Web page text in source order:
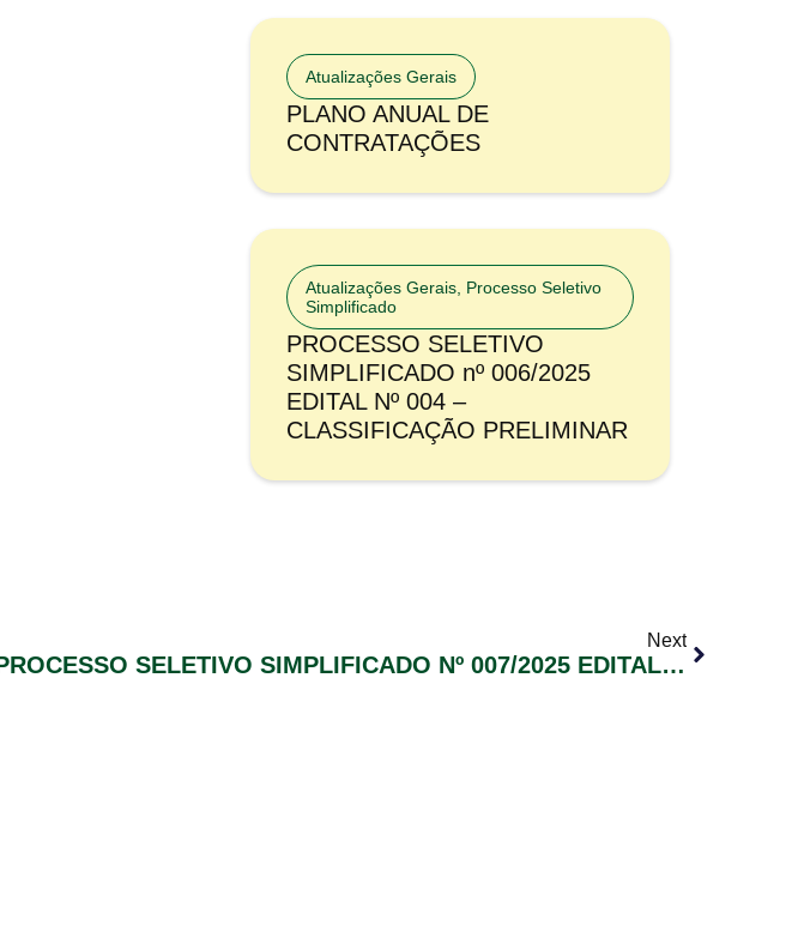
Atualizações Gerais
PLANO ANUAL DE
CONTRATAÇÕES
Atualizações Gerais Processo Seletivo
Simplificado
PROCESSO SELETIVO
SIMPLIFICADO nº 006/2025
EDITAL Nº 004 –
CLASSIFICAÇÃO PRELIMINAR
Next
PROCESSO SELETIVO SIMPLIFICADO Nº 007/2025 EDITAL Nº003 HOMOLOGAÇÃO FINAL DAS INSCRIÇÕES